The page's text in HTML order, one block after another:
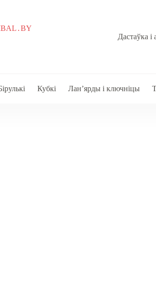
Дастаўка і
Кубкі Лан’ярды і ключніцы